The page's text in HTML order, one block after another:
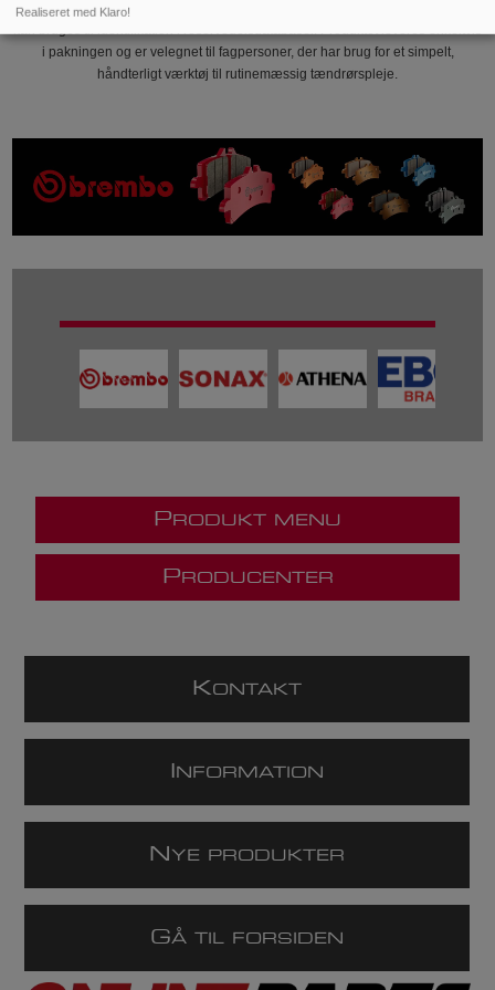
Hazet er angivet som producent (MPN 607.85.13), og GTIN 4000896012541
i pakningen og er velegnet til fagpersoner, der har brug for et simpelt,
håndterligt værktøj til rutinemæssig tændrørspleje.
P RODUKT MENU
P RODUCENTER
KONTAKT
NFORMATION
N YE PRODUKTER
GÅ TIL FORSIDEN
Realiseret med Klaro!